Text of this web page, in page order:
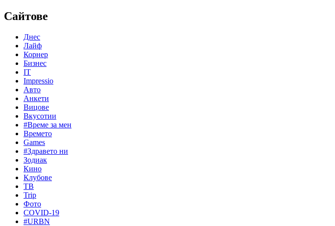
Сайтове
Днес
Лайф
Корнер
Бизнес
IT
Impressio
Авто
Анкети
Вицове
Вкусотии
#Време за мен
Времето
Games
#Здравето ни
Зодиак
Кино
Клубове
ТВ
Trip
Фото
COVID-19
#URBN